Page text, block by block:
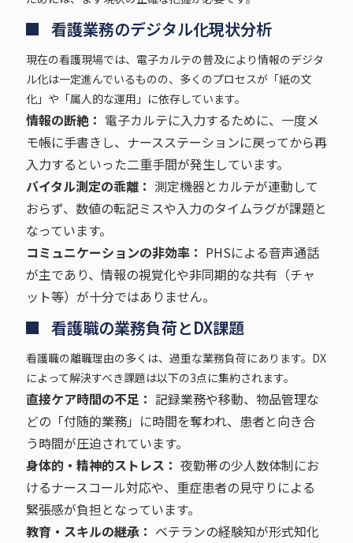
看護業務のデジタル化現状分析
現在の看護現場では、電子カルテの普及により情報のデジタ
ル化は一定進んでいるものの、多くのプロセスが「紙の文
化」や「属人的な運用」に依存しています。
情報の断絶： 電子カルテに入力するために、一度メ
モ帳に手書きし、ナースステーションに戻ってから再
入力するといった二重手間が発生しています。
バイタル測定の乖離： 測定機器とカルテが連動して
おらず、数値の転記ミスや入力のタイムラグが課題と
なっています。
コミュニケーションの非効率： PHSによる音声通話
が主であり、情報の視覚化や非同期的な共有（チャ
ット等）が十分ではありません。
看護職の業務負荷とDX課題
看護職の離職理由の多くは、過重な業務負荷にあります。DX
によって解決すべき課題は以下の3点に集約されます。
直接ケア時間の不足： 記録業務や移動、物品管理な
どの「付随的業務」に時間を奪われ、患者と向き合
う時間が圧迫されています。
身体的・精神的ストレス： 夜勤帯の少人数体制にお
けるナースコール対応や、重症患者の見守りによる
緊張感が負担となっています。
教育・スキルの継承： ベテランの経験知が形式知化